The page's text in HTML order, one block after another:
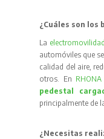
¿Cuáles son los
La electromovilidad
automóviles que
calidad del aire,
otros. En RHONA
pedestal
principalmente de
¿Necesitas